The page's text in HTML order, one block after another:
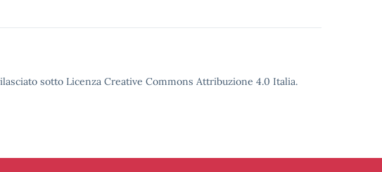
sotto Licenza Creative Commons Attribuzione 4.0 Italia.